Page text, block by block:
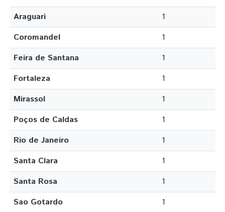
Araguari
1
Coromandel
1
Feira de Santana
1
Fortaleza
1
Mirassol
1
Poços de Caldas
1
Rio de Janeiro
1
Santa Clara
1
Santa Rosa
1
Sao Gotardo
1